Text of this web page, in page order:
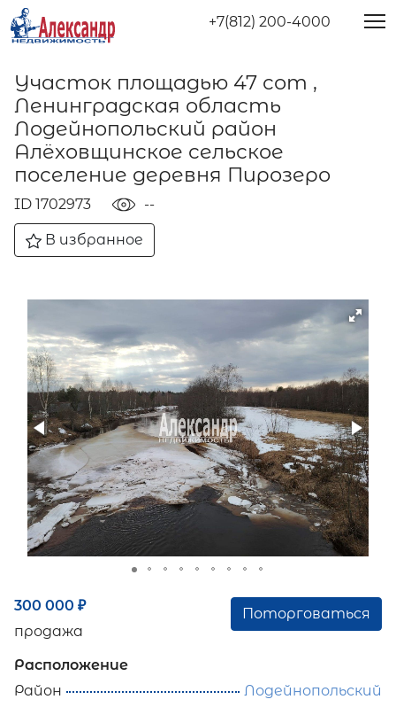
+7(812) 200-4000
Участок площадью 47 сот ,
Ленинградская область
Лодейнопольский район
Алёховщинское сельское
поселение деревня Пирозеро
ID 1702973 --
В избранное
300 000 ₽
продажа
Поторговаться
Расположение
Район
Лодейнопольский